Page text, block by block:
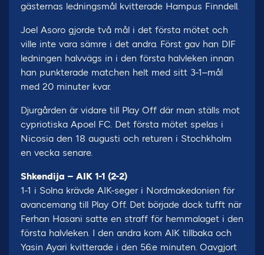
gästernas ledningsmål kvitterade Hampus Finndell.
Joel Asoro gjorde två mål i det första mötet och
ville inte vara sämre i det andra. Först gav han DIF
ledningen halvvägs in i den första halvleken innan
han punkterade matchen helt med sitt 3-1–mål
med 20 minuter kvar.
Djurgården är vidare till Play Off där man ställs mot
cypriotiska Apoel FC. Det första mötet spelas i
Nicosia den 18 augusti och returen i Stochkholm
en vecka senare.
Shkendija – AIK 1-1 (2-2)
1-1 i Solna krävde AIK-seger i Nordmakedonien för
avancemang till Play Off. Det började dock tufft när
Ferhan Hasani satte en straff för hemmalaget i den
första halvleken. I den andra kom AIK tillbaka och
Yasin Ayari kvitterade i den 56:e minuten. Oavgjort